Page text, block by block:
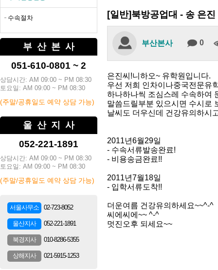
수속절차
부산본사
051-610-0801 ~ 2
상담시간: AM 09:00 ~ PM 08:30
토요일: AM 09:00 ~ PM 08:30
(주말/공휴일도 예약 상담 가능)
울산지사
052-221-1891
상담시간: AM 09:00 ~ PM 08:30
토요일: AM 09:00 ~ PM 08:30
(주말/공휴일도 예약 상담 가능)
서울사무소 02-723-8052
울산지사 052-221-1891
북경지사 010-8286-5355
상해지사 021-5915-1253
[일반]북방공업대 - 송 은진
부산본사 0
은진씨!니하오~ 유학원입니다.
우선 저희 인차이나중국전문유
하나하나씩 조심스레 수속하여
말씀드릴부분 있으시면 수시로
날씨도 더우신데 건강유의하시
2011년6월29일
- 수속서류발송완료!
- 비용송금완료!!
2011년7월18일
- 입학서류도착!!
더운여름 건강유의하세요~~^-^
씨에씨에~~ ^-^
멋진오후 되세요~~